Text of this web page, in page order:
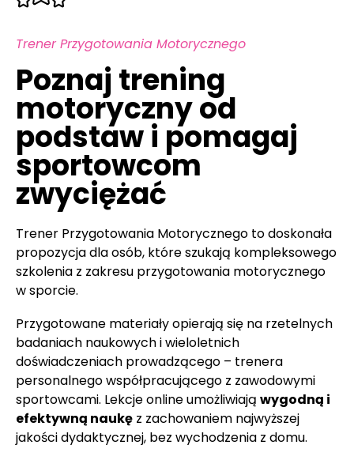
Trener Przygotowania Motorycznego
Poznaj trening
motoryczny od
podstaw i pomagaj
sportowcom
zwyciężać
Trener Przygotowania Motorycznego to doskonała
propozycja dla osób, które szukają kompleksowego
szkolenia z zakresu przygotowania motorycznego
w sporcie.
Przygotowane materiały opierają się na rzetelnych
badaniach naukowych i wieloletnich
doświadczeniach prowadzącego – trenera
personalnego współpracującego z zawodowymi
sportowcami. Lekcje online umożliwiają wygodną i
efektywną naukę z zachowaniem najwyższej
jakości dydaktycznej, bez wychodzenia z domu.